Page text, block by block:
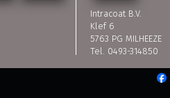
Intracoat B.V.
Klef 6
5763 PG MILHEEZE
Tel. 0493-314850